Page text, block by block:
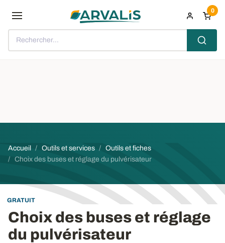
Rechercher...
0
Fil d'Ariane
Accueil Outils et services
Outils et fiches
Choix des buses et réglage du pulvérisateur
GRATUIT
Choix des buses et réglage
du pulvérisateur